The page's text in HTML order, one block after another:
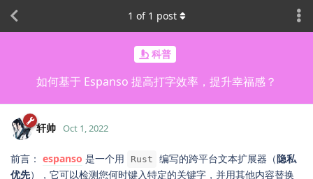
科普
如何基于 Espanso 提高打字效率，提升幸福感？
1 of 1 post
轩帅 Oct 1, 2022
前言： espanso 是一个用 Rust 编写的跨平台文本扩展器（隐私
优先），它可以检测您何时键入特定的关键字，并用其他内容替换